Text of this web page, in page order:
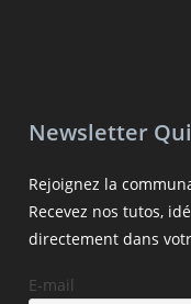
Newsletter
Rejoignez la
Recevez nos tutos,
directement dans
E-mail